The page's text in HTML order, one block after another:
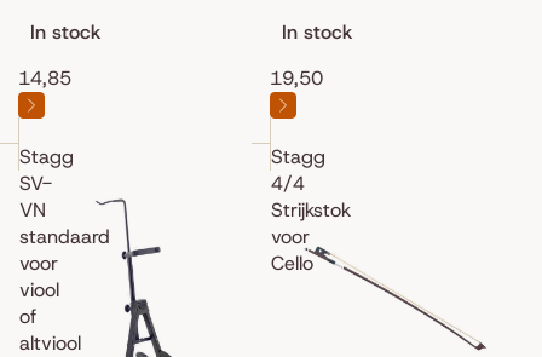
In stock
14,85
In stock
19,50
Stagg
SV-
VN
standaard
voor
viool
of
altviool
Stagg
4/4
Strijkstok
voor
Cello